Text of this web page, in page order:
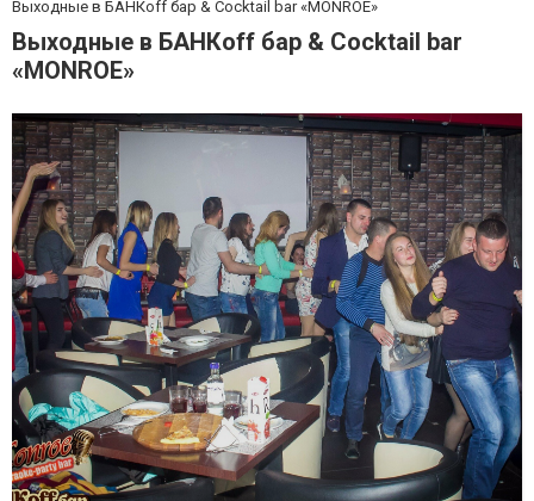
Выходные в БАНКoff бар & Cocktail bar «MONROE»
Выходные в БАНКoff бар & Cocktail bar
«MONROE»